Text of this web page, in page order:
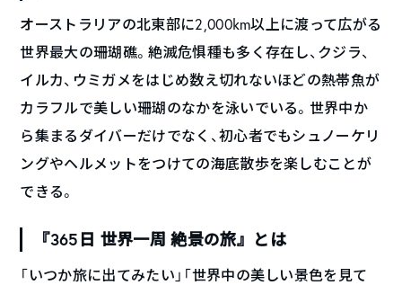
オーストラリアの北東部に2,000km以上に渡って広がる
世界最大の珊瑚礁。絶滅危惧種も多く存在し、クジラ、
イルカ、ウミガメをはじめ数え切れないほどの熱帯魚が
カラフルで美しい珊瑚のなかを泳いでいる。世界中か
ら集まるダイバーだけでなく、初心者でもシュノーケリ
ングやヘルメットをつけての海底散歩を楽しむことが
できる。
『365日 世界一周 絶景の旅』とは
「いつか旅に出てみたい」「世界中の美しい景色を見て